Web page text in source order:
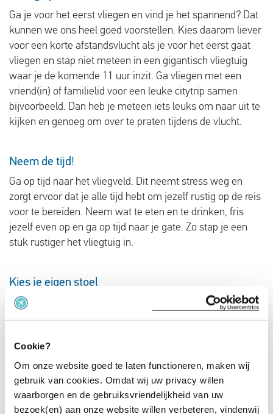
Cookie?
Om onze website goed te laten functioneren, maken wij
gebruik van cookies. Omdat wij uw privacy willen
waarborgen en de gebruiksvriendelijkheid van uw
bezoek(en) aan onze website willen verbeteren, vindenwij
Ga je voor het eerst vliegen en vind je het spannend? Dat
kunnen we ons heel goed voorstellen. Kies daarom liever
voor een korte afstandsvlucht als je voor het eerst gaat
vliegen en stap niet meteen in een gigantisch vliegtuig
waar je de komende 11 uur inzit. Ga vliegen met een
vriend(in) of familielid voor een leuke citytrip samen
bijvoorbeeld. Dan heb je meteen iets leuks om naar uit te
kijken en genoeg om over te praten tijdens de vlucht.
Neem de tijd!
Ga op tijd naar het vliegveld. Dit neemt stress weg en
zorgt ervoor dat je alle tijd hebt om jezelf rustig op de reis
voor te bereiden. Neem wat te eten en te drinken, fris
jezelf even op en ga op tijd naar je gate. Zo stap je een
stuk rustiger het vliegtuig in.
Kies je eigen stoel
Zit je liever vooraan in het vliegtuig, bij de nooduitgang of
helemaal achterin? Dat is voor iedereen persoonlijk, maar
mogelijk in én uit het vliegtuig te kunnen. Gun in dat geval
jezelf dat beetje extra rust en boek je stoel van tevoren,
dan maar iets extra’s betalen. Zo weet je in ieder geval
dat je op een prettige plek zit.